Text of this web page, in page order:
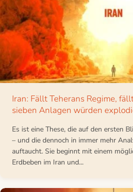
Iran: Fällt Teherans Regime,
sieben Anlagen würden
Es ist eine These, die auf den ersten
– und die dennoch in immer mehr
auftaucht. Sie beginnt mit einem
Erdbeben im Iran und...